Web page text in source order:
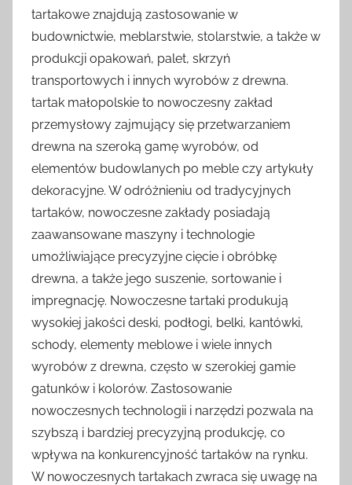
tartakowe znajdują zastosowanie w
budownictwie, meblarstwie, stolarstwie, a także w
produkcji opakowań, palet, skrzyń
transportowych i innych wyrobów z drewna.
tartak małopolskie to nowoczesny zakład
przemysłowy zajmujący się przetwarzaniem
drewna na szeroką gamę wyrobów, od
elementów budowlanych po meble czy artykuły
dekoracyjne. W odróżnieniu od tradycyjnych
tartaków, nowoczesne zakłady posiadają
zaawansowane maszyny i technologie
umożliwiające precyzyjne cięcie i obróbkę
drewna, a także jego suszenie, sortowanie i
impregnację. Nowoczesne tartaki produkują
wysokiej jakości deski, podłogi, belki, kantówki,
schody, elementy meblowe i wiele innych
wyrobów z drewna, często w szerokiej gamie
gatunków i kolorów. Zastosowanie
nowoczesnych technologii i narzędzi pozwala na
szybszą i bardziej precyzyjną produkcję, co
wpływa na konkurencyjność tartaków na rynku.
W nowoczesnych tartakach zwraca się uwagę na